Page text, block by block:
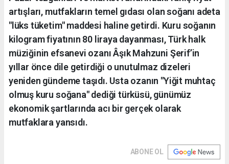
artışları, mutfakların temel gıdası olan soğanı adeta
"lüks tüketim" maddesi haline getirdi. Kuru soğanın
kilogram fiyatının 80 liraya dayanması, Türk halk
müziğinin efsanevi ozanı Âşık Mahzuni Şerif’in
yıllar önce dile getirdiği o unutulmaz dizeleri
yeniden gündeme taşıdı. Usta ozanın "Yiğit muhtaç
olmuş kuru soğana" dediği türküsü, günümüz
ekonomik şartlarında acı bir gerçek olarak
mutfaklara yansıdı.
ABONE OL